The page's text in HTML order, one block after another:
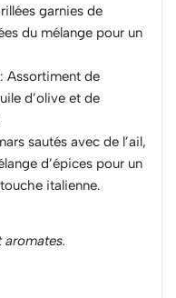
garnies de
du mélange pour un
Assortiment de
d’olive et de
sautés avec de l’ail,
d’épices pour un
italienne.
aromates.